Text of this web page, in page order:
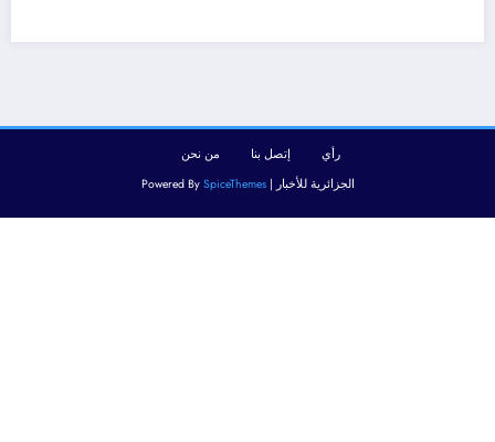
رأي إتصل بنا
من نحن
الجزائرية للأخبار | Powered BySpiceThemes